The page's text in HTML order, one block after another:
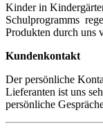
Kinder in
Schulprogramms
Produkten durch uns
Kundenkontakt
Der persönliche
Lieferanten ist uns
persönliche